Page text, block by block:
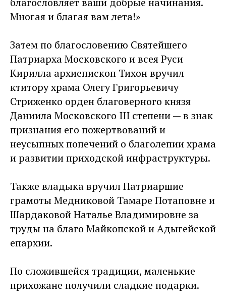
Многая и благая вам лета!»
Затем по благословению Святейшего
Патриарха Московского и всея Руси
Кирилла архиепископ Тихон вручил
ктитору храма Олегу Григорьевичу
Стриженко орден благоверного князя
Даниила Московского III степени — в знак
признания его пожертвований и
неусыпных попечений о благолепии храма
и развитии приходской инфраструктуры.
Также владыка вручил Патриаршие
грамоты Медниковой Тамаре Потаповне и
Шардаковой Наталье Владимировне за
труды на благо Майкопской и Адыгейской
епархии.
По сложившейся традиции, маленькие
прихожане получили сладкие подарки.